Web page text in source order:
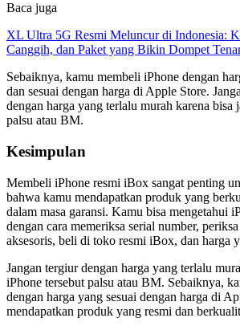
Baca juga
XL Ultra 5G Resmi Meluncur di Indonesia:
Canggih, dan Paket yang Bikin Dompet
Sebaiknya, kamu membeli iPhone dengan
dan sesuai dengan harga di Apple Store.
dengan harga yang terlalu murah karena bisa
palsu atau BM.
Kesimpulan
Membeli iPhone resmi iBox sangat penting
bahwa kamu mendapatkan produk yang
dalam masa garansi. Kamu bisa mengetahui
dengan cara memeriksa serial number,
aksesoris, beli di toko resmi iBox, dan harga
Jangan tergiur dengan harga yang terlalu
iPhone tersebut palsu atau BM. Sebaiknya,
dengan harga yang sesuai dengan harga di
mendapatkan produk yang resmi dan